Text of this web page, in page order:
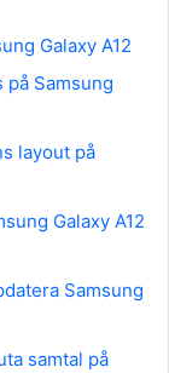
Galaxy A12
på Samsung
layout på
Galaxy A12
Samsung
samtal på